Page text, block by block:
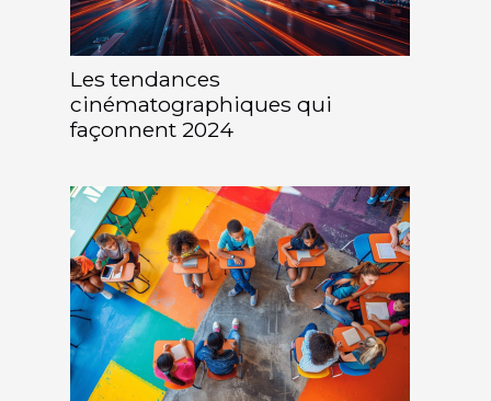
Les tendances
cinématographiques qui
façonnent 2024